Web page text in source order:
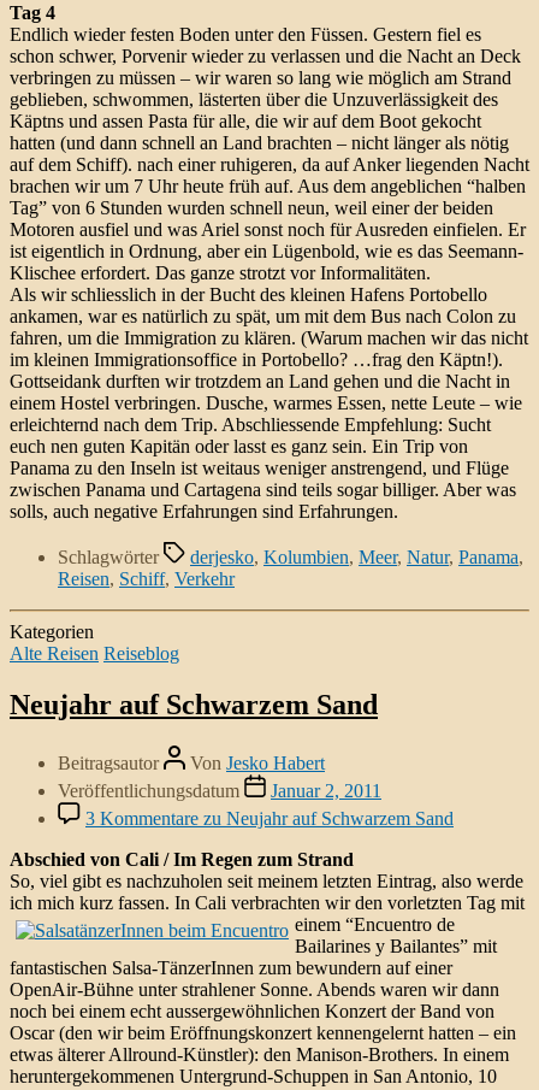
Tag 4
Endlich wieder festen Boden unter den Füssen. Gestern fiel es
schon schwer, Porvenir wieder zu verlassen und die Nacht an Deck
verbringen zu müssen – wir waren so lang wie möglich am Strand
geblieben, schwommen, lästerten über die Unzuverlässigkeit des
Käptns und assen Pasta für alle, die wir auf dem Boot gekocht
hatten (und dann schnell an Land brachten – nicht länger als nötig
auf dem Schiff). nach einer ruhigeren, da auf Anker liegenden Nacht
brachen wir um 7 Uhr heute früh auf. Aus dem angeblichen “halben
Tag” von 6 Stunden wurden schnell neun, weil einer der beiden
Motoren ausfiel und was Ariel sonst noch für Ausreden einfielen. Er
ist eigentlich in Ordnung, aber ein Lügenbold, wie es das Seemann-
Klischee erfordert. Das ganze strotzt vor Informalitäten.
Als wir schliesslich in der Bucht des kleinen Hafens Portobello
ankamen, war es natürlich zu spät, um mit dem Bus nach Colon zu
fahren, um die Immigration zu klären. (Warum machen wir das nicht
im kleinen Immigrationsoffice in Portobello? …frag den Käptn!).
Gottseidank durften wir trotzdem an Land gehen und die Nacht in
einem Hostel verbringen. Dusche, warmes Essen, nette Leute – wie
erleichternd nach dem Trip. Abschliessende Empfehlung: Sucht
euch nen guten Kapitän oder lasst es ganz sein. Ein Trip von
Panama zu den Inseln ist weitaus weniger anstrengend, und Flüge
zwischen Panama und Cartagena sind teils sogar billiger. Aber was
solls, auch negative Erfahrungen sind Erfahrungen.
Schlagwörter derjesko, Kolumbien, Meer, Natur, Panama,
Reisen, Schiff, Verkehr
Kategorien
Alte Reisen Reiseblog
Neujahr auf Schwarzem Sand
Beitragsautor Von Jesko Habert
Veröffentlichungsdatum
Januar 2, 2011
3 Kommentare zu Neujahr auf Schwarzem Sand
Abschied von Cali / Im Regen zum Strand
So, viel gibt es nachzuholen seit meinem letzten Eintrag, also werde
ich mich kurz fassen. In Cali verbrachten wir den vorletzten Tag mit
einem “Encuentro de
Bailarines y Bailantes” mit
fantastischen Salsa-TänzerInnen zum bewundern auf einer
OpenAir-Bühne unter strahlener Sonne. Abends waren wir dann
noch bei einem echt aussergewöhnlichen Konzert der Band von
Oscar (den wir beim Eröffnungskonzert kennengelernt hatten – ein
etwas älterer Allround-Künstler): den Manison-Brothers. In einem
heruntergekommenen Untergrund-Schuppen in San Antonio, 10